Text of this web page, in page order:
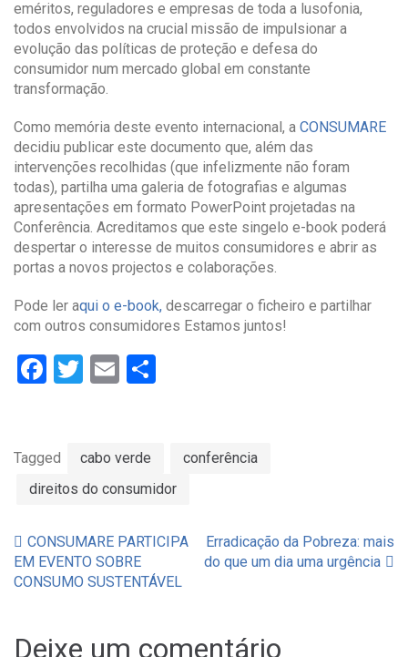
eméritos, reguladores e empresas de toda a lusofonia,
todos envolvidos na crucial missão de impulsionar a
evolução das políticas de proteção e defesa do
consumidor num mercado global em constante
transformação.
Como memória deste evento internacional, a CONSUMARE
decidiu publicar este documento que, além das
intervenções recolhidas (que infelizmente não foram
todas), partilha uma galeria de fotografias e algumas
apresentações em formato PowerPoint projetadas na
Conferência. Acreditamos que este singelo e-book poderá
despertar o interesse de muitos consumidores e abrir as
portas a novos projectos e colaborações.
Pode ler aqui o e-book, descarregar o ficheiro e partilhar
com outros consumidores Estamos juntos!
Facebook
Twitter
Email
Tagged cabo verde
conferência
direitos do consumidor
Navegação
artigos
CONSUMARE PARTICIPA
EM EVENTO SOBRE
CONSUMO SUSTENTÁVEL
Erradicação da Pobreza: mais
do que um dia uma urgência
Deixe um comentário